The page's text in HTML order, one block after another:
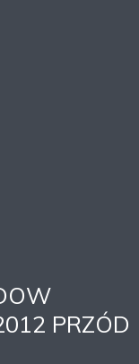
PRZÓD